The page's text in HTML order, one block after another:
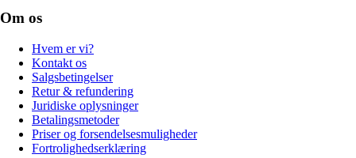
Om os
Hvem er vi?
Kontakt os
Salgsbetingelser
Retur & refundering
Juridiske oplysninger
Betalingsmetoder
Priser og forsendelsesmuligheder
Fortrolighedserklæring